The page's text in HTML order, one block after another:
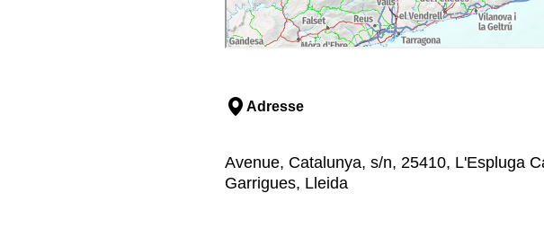
Adresse
Avenue, Catalunya, s/n, 25410, L'Espluga
Garrigues, Lleida